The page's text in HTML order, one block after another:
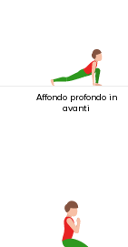
Affondo profondo in
avanti